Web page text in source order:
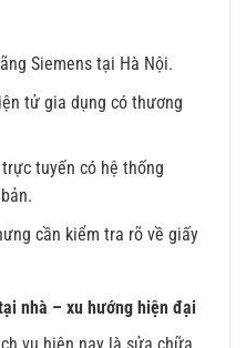
Siemens tại Hà Nội.
tử gia dụng có thương
tuyến có hệ thống
cần kiểm tra rõ về giấy
nhà – xu hướng hiện đại